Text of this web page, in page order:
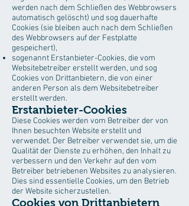
werden nach dem Schließen des Webbrowsers
automatisch gelöscht) und sog dauerhafte
Cookies (sie bleiben auch nach dem Schließen
des Webbrowsers auf der Festplatte
gespeichert),
sogenannt Erstanbieter-Cookies, die vom
Websitebetreiber erstellt werden, und sog
Cookies von Drittanbietern, die von einer
anderen Person als dem Websitebetreiber
erstellt werden.
Erstanbieter-Cookies
Diese Cookies werden vom Betreiber der von
Ihnen besuchten Website erstellt und
verwendet. Der Betreiber verwendet sie, um die
Qualität der Dienste zu erhöhen, den Inhalt zu
verbessern und den Verkehr auf den vom
Betreiber betriebenen Websites zu analysieren.
Dies sind essentielle Cookies, um den Betrieb
der Website sicherzustellen.
Cookies von Drittanbietern